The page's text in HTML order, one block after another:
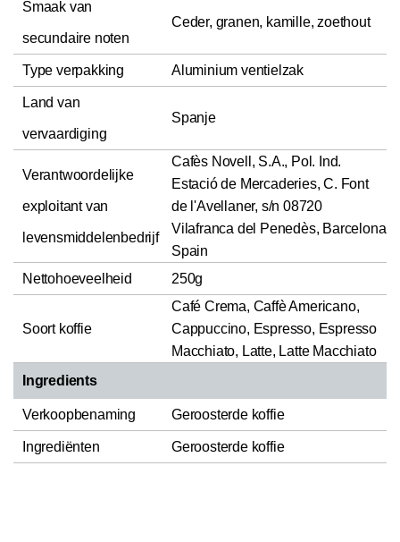
Smaak van
secundaire noten
Ceder, granen, kamille, zoethout
Type verpakking Aluminium ventielzak
Land van
vervaardiging
Spanje
Verantwoordelijke
exploitant van
levensmiddelenbedrijf
Cafès Novell, S.A., Pol. Ind.
Estació de Mercaderies, C. Font
de l'Avellaner, s/n 08720
Vilafranca del Penedès, Barcelona
Spain
Nettohoeveelheid
250g
Soort koffie
Café Crema, Caffè Americano,
Cappuccino, Espresso, Espresso
Macchiato, Latte, Latte Macchiato
Ingredients
Verkoopbenaming Geroosterde koffie
Ingrediënten Geroosterde koffie